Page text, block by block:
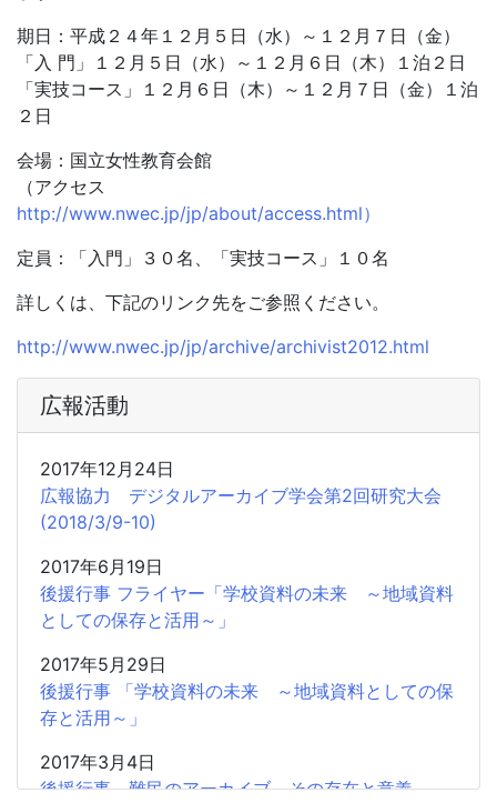
期日：平成２４年１２月５日（水）～１２月７日（金）
「入 門」１２月５日（水）～１２月６日（木）１泊２日
「実技コース」１２月６日（木）～１２月７日（金）１泊
２日
会場：国立女性教育会館
（アクセス
http://www.nwec.jp/jp/about/access.html）
定員：「入門」３０名、「実技コース」１０名
詳しくは、下記のリンク先をご参照ください。
http://www.nwec.jp/jp/archive/archivist2012.html
広報活動
2017年12月24日
広報協力 デジタルアーカイブ学会第2回研究大会
(2018/3/9-10)
2017年6月19日
後援行事 フライヤー「学校資料の未来 ～地域資料
としての保存と活用～」
2017年5月29日
後援行事 「学校資料の未来 ～地域資料としての保
存と活用～」
2017年3月4日
後援行事 難民のアーカイブ その存在と意義